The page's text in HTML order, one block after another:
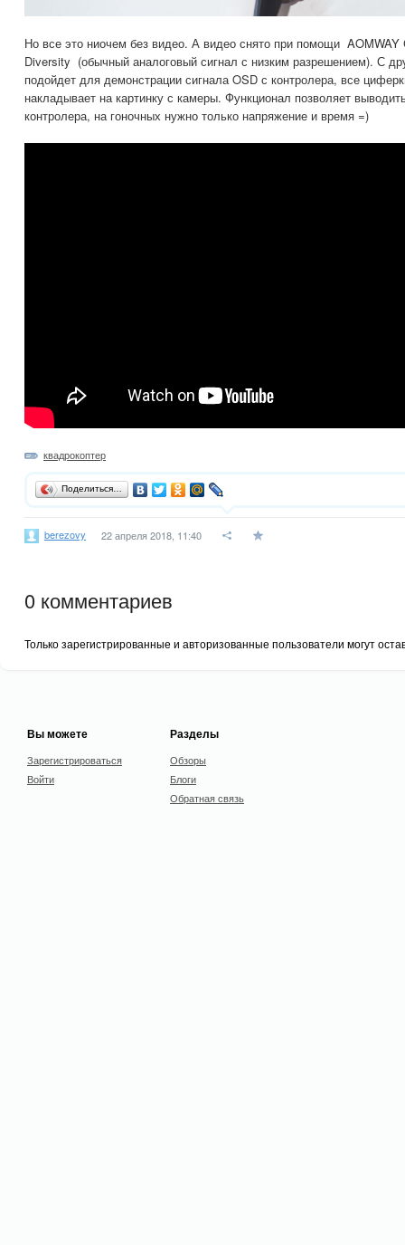
Но все это ниочем без видео. А видео снято при помощи AOMWAY
Diversity (обычный аналоговый сигнал с низким разрешением). С
подойдет для демонстрации сигнала OSD с контролера, все
накладывает на картинку с камеры. Функционал позволяет
контролера, на гоночных нужно только напряжение и время =)
квадрокоптер
Поделиться…
berezovy 22 апреля 2018, 11:40
0 комментариев
Только зарегистрированные и авторизованные пользователи могут
Вы можете
Зарегистрироваться
Войти
Разделы
Обзоры
Блоги
Обратная связь